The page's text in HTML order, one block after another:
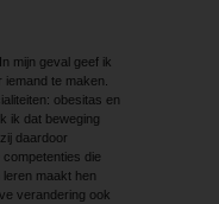
mijn geval geef ik
te maken.
obesitas en
ik dat beweging
daardoor
die
maakt hen
verandering ook